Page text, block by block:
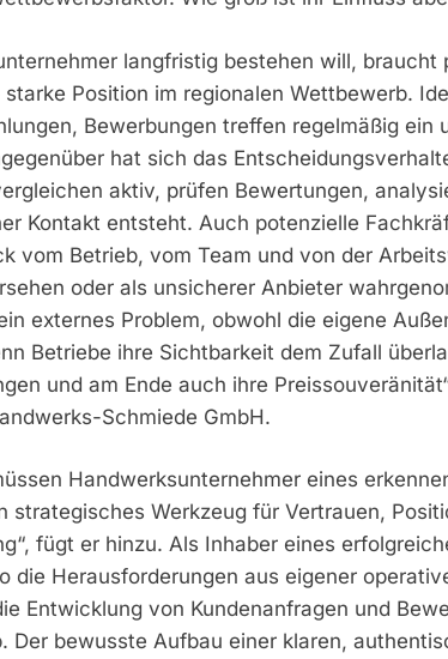
Bundespolizeidirektion München:
3. August 2026
langfristig bestehen will, braucht
Position im regionalen Wettbewerb.
Bewerbungen treffen regelmäßig ein
hat sich das
aktiv, prüfen Bewertungen,
Kontakt entsteht. Auch potenzielle
vom Betrieb, vom Team und von der
oder als unsicherer Anbieter
externes Problem, obwohl die eigene
Betriebe ihre Sichtbarkeit dem Zufall
und am Ende auch ihre
Schmiede GmbH.
Handwerksunternehmer eines
strategisches Werkzeug für Vertrauen,
fügt er hinzu. Als Inhaber eines
die Herausforderungen aus eigener
Entwicklung von Kundenanfragen und
Der bewusste Aufbau einer klaren,